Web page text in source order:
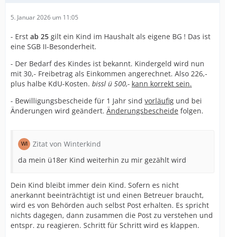
5. Januar 2026 um 11:05
- Erst ab 25 gilt ein Kind im Haushalt als eigene BG ! Das ist
eine SGB II-Besonderheit.
- Der Bedarf des Kindes ist bekannt. Kindergeld wird nun
mit 30,- Freibetrag als Einkommen angerechnet. Also 226,-
plus halbe KdU-Kosten. bissl ü 500,- kann korrekt sein.
- Bewilligungsbescheide für 1 Jahr sind vorläufig und bei
Änderungen wird geändert. Änderungsbescheide folgen.
Zitat von Winterkind
da mein ü18er Kind weiterhin zu mir gezählt wird
Dein Kind bleibt immer dein Kind. Sofern es nicht
anerkannt beeinträchtigt ist und einen Betreuer braucht,
wird es von Behörden auch selbst Post erhalten. Es spricht
nichts dagegen, dann zusammen die Post zu verstehen und
entspr. zu reagieren. Schritt für Schritt wird es klappen.